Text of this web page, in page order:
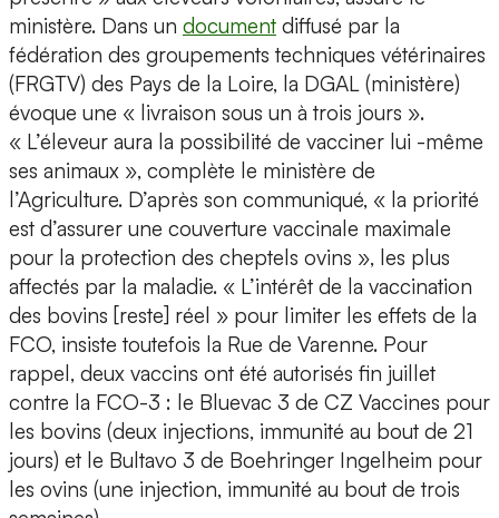
ministère. Dans un document diffusé par la
fédération des groupements techniques vétérinaires
(FRGTV) des Pays de la Loire, la DGAL (ministère)
évoque une « livraison sous un à trois jours ».
« L’éleveur aura la possibilité de vacciner lui -même
ses animaux », complète le ministère de
l’Agriculture. D’après son communiqué, « la priorité
est d’assurer une couverture vaccinale maximale
pour la protection des cheptels ovins », les plus
affectés par la maladie. « L’intérêt de la vaccination
des bovins [reste] réel » pour limiter les effets de la
FCO, insiste toutefois la Rue de Varenne. Pour
rappel, deux vaccins ont été autorisés fin juillet
contre la FCO-3 : le Bluevac 3 de CZ Vaccines pour
les bovins (deux injections, immunité au bout de 21
jours) et le Bultavo 3 de Boehringer Ingelheim pour
les ovins (une injection, immunité au bout de trois